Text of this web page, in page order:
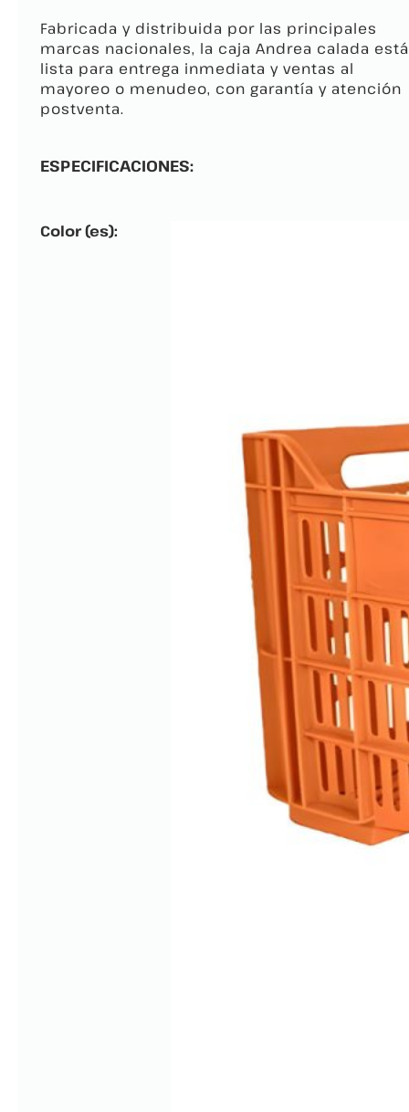
Fabricada y distribuida por las principales
marcas nacionales, la caja Andrea calada está
lista para entrega inmediata y ventas al
mayoreo o menudeo, con garantía y atención
postventa.
ESPECIFICACIONES:
Color (es):